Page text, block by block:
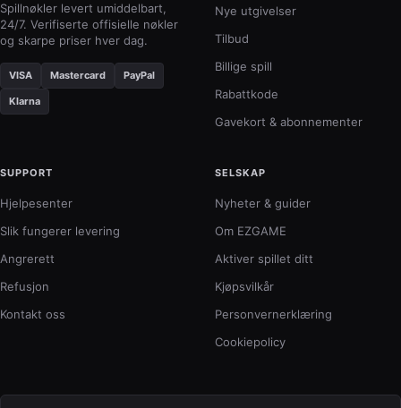
Spillnøkler levert umiddelbart,
24/7. Verifiserte offisielle nøkler
og skarpe priser hver dag.
VISA Mastercard PayPal
Klarna
Nye utgivelser
Tilbud
Billige spill
Rabattkode
Gavekort & abonnementer
SUPPORT
Hjelpesenter
Slik fungerer levering
Angrerett
Refusjon
Kontakt oss
SELSKAP
Nyheter & guider
Om EZGAME
Aktiver spillet ditt
Kjøpsvilkår
Personvernerklæring
Cookiepolicy